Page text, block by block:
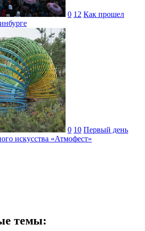
0 12 Как прошел
0 10 Первый день
искусства «Атмофест»
темы: